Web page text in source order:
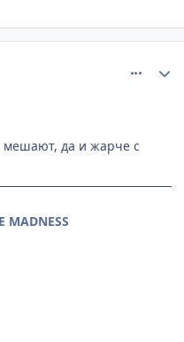
мешают, да и жарче с
MADNESS